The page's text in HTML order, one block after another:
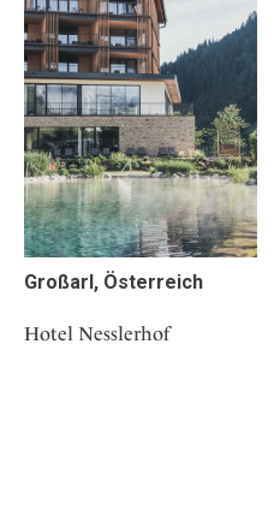
Großarl, Österreich
Hotel Nesslerhof